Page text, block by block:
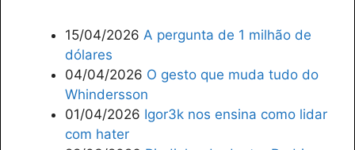
15/04/2026 A pergunta de 1 milhão de
dólares
04/04/2026 O gesto que muda tudo do
Whindersson
01/04/2026 Igor3k nos ensina como lidar
com hater